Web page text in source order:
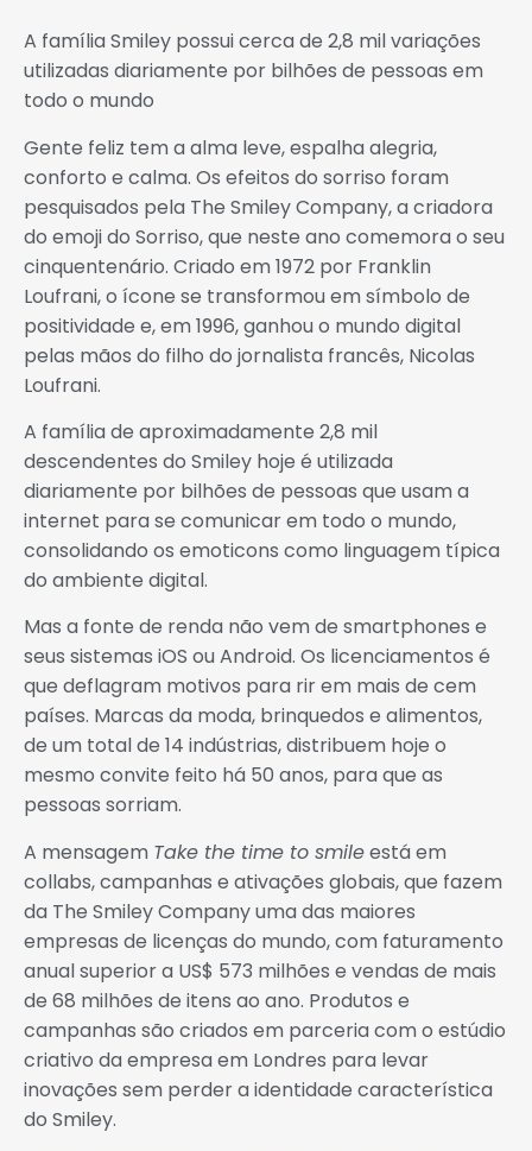
A família Smiley possui cerca de 2,8 mil variações
utilizadas diariamente por bilhões de pessoas em
todo o mundo
Gente feliz tem a alma leve, espalha alegria,
conforto e calma. Os efeitos do sorriso foram
pesquisados pela The Smiley Company, a criadora
do emoji do Sorriso, que neste ano comemora o seu
cinquentenário. Criado em 1972 por Franklin
Loufrani, o ícone se transformou em símbolo de
positividade e, em 1996, ganhou o mundo digital
pelas mãos do filho do jornalista francês, Nicolas
Loufrani.
A família de aproximadamente 2,8 mil
descendentes do Smiley hoje é utilizada
diariamente por bilhões de pessoas que usam a
internet para se comunicar em todo o mundo,
consolidando os emoticons como linguagem típica
do ambiente digital.
Mas a fonte de renda não vem de smartphones e
seus sistemas iOS ou Android. Os licenciamentos é
que deflagram motivos para rir em mais de cem
países. Marcas da moda, brinquedos e alimentos,
de um total de 14 indústrias, distribuem hoje o
mesmo convite feito há 50 anos, para que as
pessoas sorriam.
A mensagem Take the time to smileestá em
collabs, campanhas e ativações globais, que fazem
da The Smiley Company uma das maiores
empresas de licenças do mundo, com faturamento
anual superior a US$ 573 milhões e vendas de mais
de 68 milhões de itens ao ano. Produtos e
campanhas são criados em parceria com o estúdio
criativo da empresa em Londres para levar
inovações sem perder a identidade característica
do Smiley.